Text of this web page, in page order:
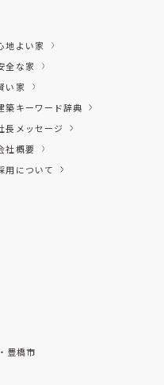
地よい家
全な家
い家
築キーワード辞典
長メッセージ
社概要
用について
豊橋市